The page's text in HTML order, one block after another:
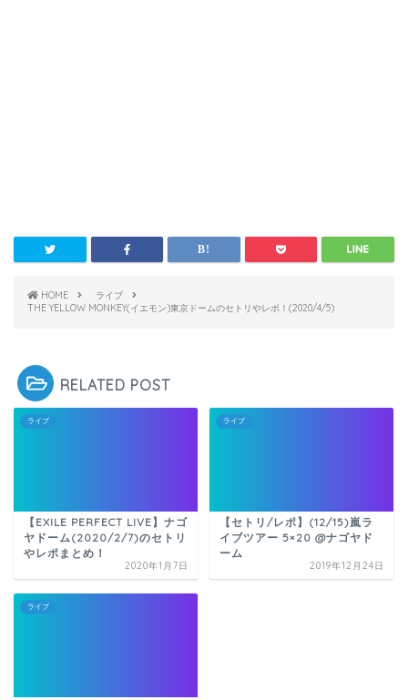
HOME
ライブ
THE YELLOW MONKEY(イエモン)東京ドームのセトリやレポ！(2020/4/5)
RELATED POST
ライブ
【EXILE PERFECT LIVE】ナゴ
ヤドーム(2020/2/7)のセトリ
やレポまとめ！
2020年1月7日
ライブ
【セトリ/レポ】(12/15)嵐ラ
イブツアー 5×20 @ナゴヤド
ーム
2019年12月24日
ライブ